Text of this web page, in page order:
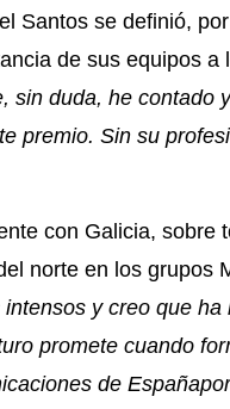
Santos se definió,
de sus equipos a
sin duda, he contado
premio. Sin su
con Galicia, sobre
norte en los grupos
y creo que
promete cuando
de